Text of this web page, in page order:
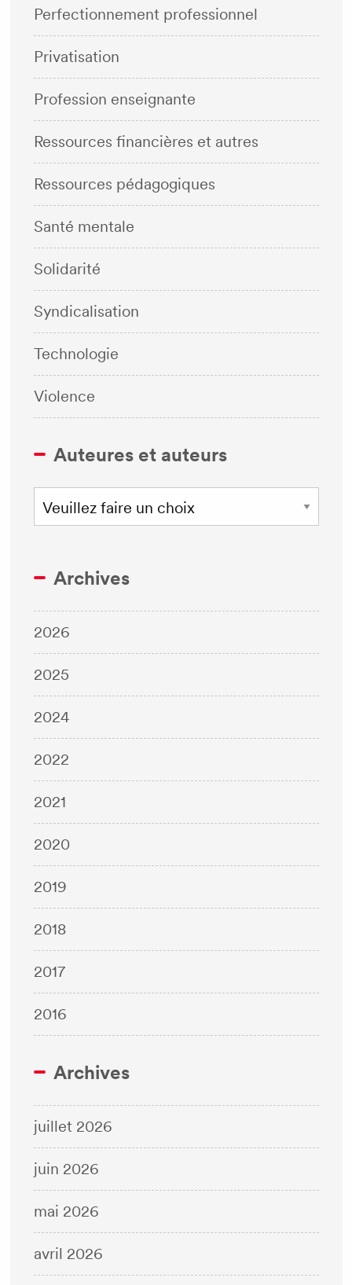
Perfectionnement professionnel
Privatisation
Profession enseignante
Ressources financières et autres
Ressources pédagogiques
Santé mentale
Solidarité
Syndicalisation
Technologie
Violence
Auteures et auteurs
Archives
2026
2025
2024
2022
2021
2020
2019
2018
2017
2016
Archives
juillet 2026
juin 2026
mai 2026
avril 2026